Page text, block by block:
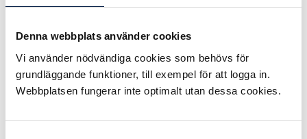
Denna webbplats använder cookies
Vi använder nödvändiga cookies som behövs för
grundläggande funktioner, till exempel för att logga in.
Webbplatsen fungerar inte optimalt utan dessa cookies.
innebar stora problem för
exempelvis skådespelare och
filmarbetare som kan ha filmkontrakt